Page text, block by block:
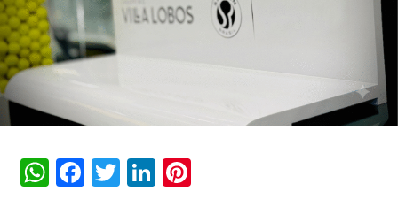
gerente da Torrefação Cooxupé.
A promoção abrange todas as linhas de produtos da
marca em todo o território nacional. Para concorrer aos
comprovantes fiscais pelo site oficial ou via WhatsApp.
reveladas no momento do cadastro do produto, além da
distribuição de R$ 10 mil toda semana e o sorteio final de
WhatsApp
Facebook
TwitterLinkedIn
Pinterest